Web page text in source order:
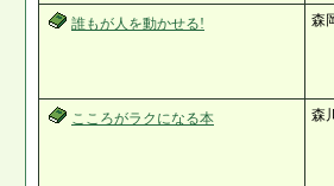
誰もが人を動かせる! 森
こころがラクになる本 森